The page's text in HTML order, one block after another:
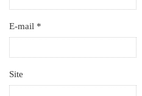
E-mail *
Site